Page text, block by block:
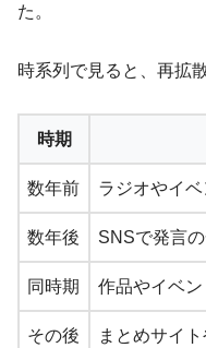
た。
時系列で見ると、再拡
時期
数年前 ラジオやイ
数年後 SNSで発言
同時期 作品やイベ
その後 まとめサイ